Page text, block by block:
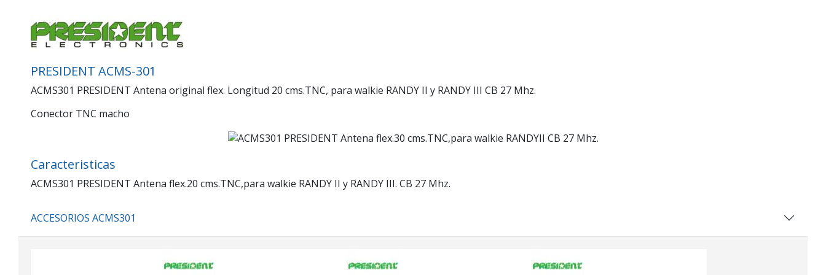
PRESIDENT ACMS-301
ACMS301 PRESIDENT Antena original flex. Longitud 20 cms.TNC, para walkie RANDY II y RANDY III CB 27 Mhz.
Conector TNC macho
Caracteristicas
ACMS301 PRESIDENT Antena flex.20 cms.TNC,para walkie RANDY II y RANDY III. CB 27 Mhz.
ACCESORIOS ACMS301